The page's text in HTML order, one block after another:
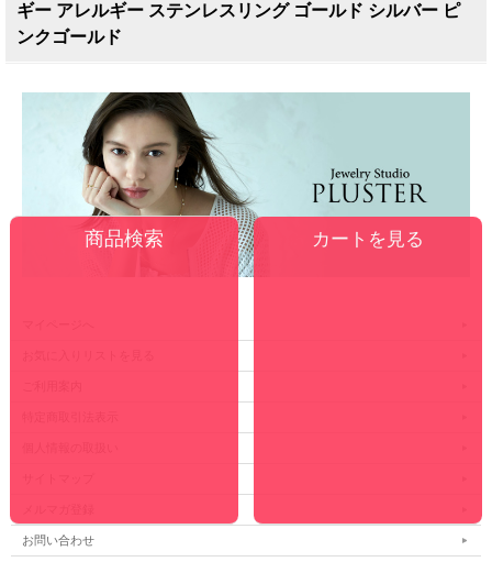
ギー アレルギー ステンレスリング ゴールド シルバー ピ
ンクゴールド
カートを見る
お問い合わせ